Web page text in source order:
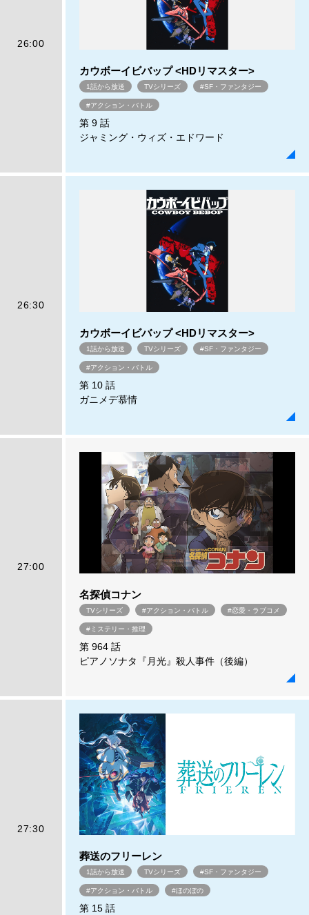
26:00
カウボーイビバップ <HDリマスター>
1話から放送 TVシリーズ #SF・ファンタジー
#アクション・バトル
第 9 話
ジャミング・ウィズ・エドワード
26:30
カウボーイビバップ <HDリマスター>
1話から放送 TVシリーズ #SF・ファンタジー
#アクション・バトル
第 10 話
ガニメデ慕情
27:00
名探偵コナン
TVシリーズ #アクション・バトル #恋愛・ラブコメ
#ミステリー・推理
第 964 話
ピアノソナタ『月光』殺人事件（後編）
27:30
葬送のフリーレン
1話から放送 TVシリーズ #SF・ファンタジー
#アクション・バトル #ほのぼの
第 15 話